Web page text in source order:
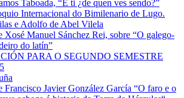
Taboada, “E ti ¿de quen ves sendo?”
Internacional do Bimilenario de Lugo.
e Adolfo de Abel Vilela
Xosé Manuel Sánchez Rei, sobre “O galego-
do latín”
PARA O SEGUNDO SEMESTRE
Francisco Javier González García “O faro e o